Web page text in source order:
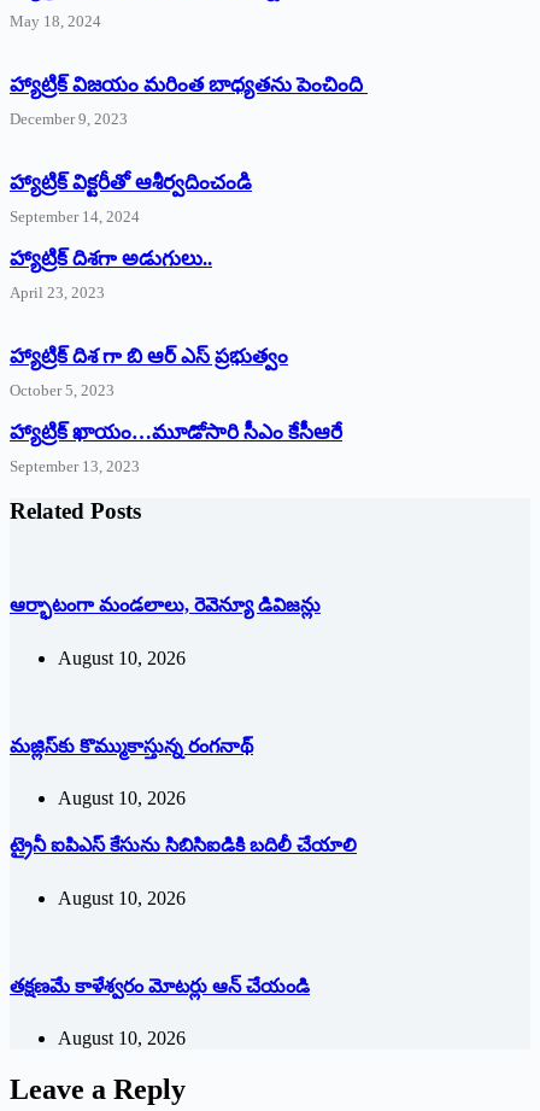
May 18, 2024
హ్యాట్రిక్ విజయం మరింత బాధ్యతను పెంచింది
December 9, 2023
హ్యాట్రిక్‌ ‌విక్టరీతో ఆశీర్వదించండి
September 14, 2024
‌హ్యాట్రిక్‌ ‌దిశగా అడుగులు..
April 23, 2023
హ్యాట్రిక్ దిశ గా బి ఆర్ ఎస్ ప్రభుత్వం
October 5, 2023
హ్యాట్రిక్‌ ‌ఖాయం…మూడోసారి సీఎం కేసీఆరే
September 13, 2023
Related Posts
ఆర్భాటంగా మండలాలు, రెవెన్యూ డివిజన్లు
August 10, 2026
మజ్లిస్‌కు కొమ్ముకాస్తున్న రంగనాథ్‌
August 10, 2026
ట్రైనీ ఐపిఎస్‌ ‌కేసును సిబిసిఐడికి బదిలీ చేయాలి
August 10, 2026
తక్షణమే కాళేశ్వరం మోటర్లు ఆన్‌ ‌చేయండి
August 10, 2026
Leave a Reply